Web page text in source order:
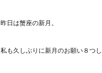
昨日は蟹座の新月。
私も久しぶりに新月のお願い８つし